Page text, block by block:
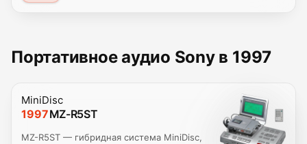
Портативное аудио Sony в 1997
MiniDisc
1997MZ-R5ST
MZ-R5ST — гибридная система MiniDisc,